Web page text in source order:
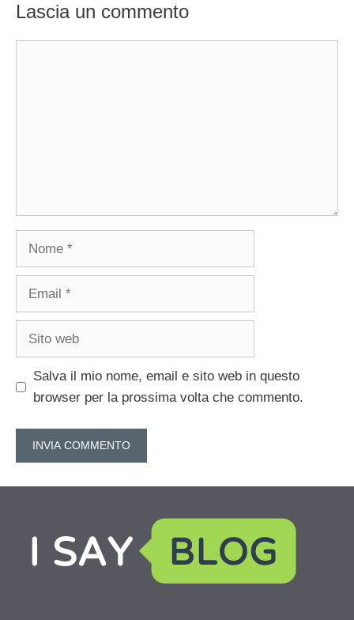
Lascia un commento
Nome
Email
Sito
Salva il mio nome, email e sito web in questo
browser per la prossima volta che commento.